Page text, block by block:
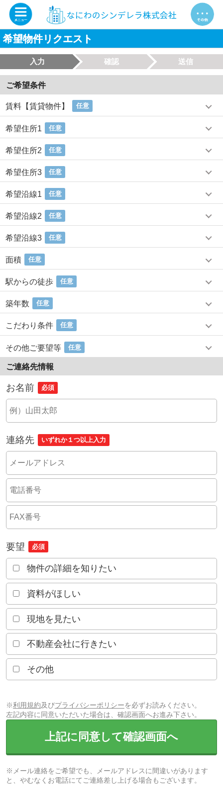
希望物件リクエスト
入力 確認 送信
ご希望条件
賃料【賃貸物件】 任意
希望住所1 任意
希望住所2 任意
希望住所3 任意
希望沿線1 任意
希望沿線2 任意
希望沿線3 任意
面積 任意
駅からの徒歩 任意
築年数 任意
こだわり条件 任意
その他ご要望等 任意
ご連絡先情報
お名前 必須
連絡先 いずれか１つ以上入力
要望 必須
物件の詳細を知りたい
資料がほしい
現地を見たい
不動産会社に行きたい
その他
※利用規約及びプライバシーポリシーを必ずお読みください。
左記内容に同意いただいた場合は、確認画面へお進み下さい。
上記に同意して確認画面へ
※メール連絡をご希望でも、メールアドレスに間違いがあります
と、やむなくお電話にてご連絡差し上げる場合もございます。